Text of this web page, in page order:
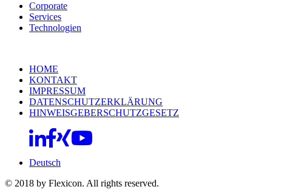
Corporate
Services
Technologien
HOME
KONTAKT
IMPRESSUM
DATENSCHUTZERKLÄRUNG
HINWEISGEBERSCHUTZGESETZ
Deutsch
© 2018 by Flexicon. All rights reserved.